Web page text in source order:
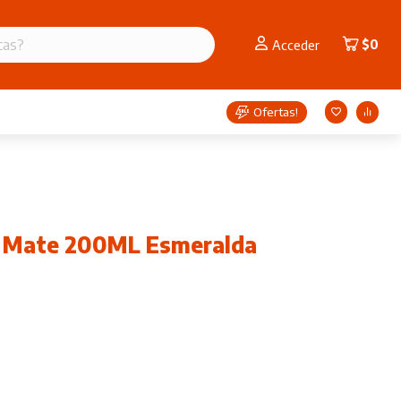
Acceder $0
Ofertas!
200ML Esmeralda